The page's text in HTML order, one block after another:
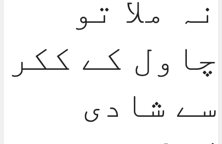
چاول کے ککر
سے شادی